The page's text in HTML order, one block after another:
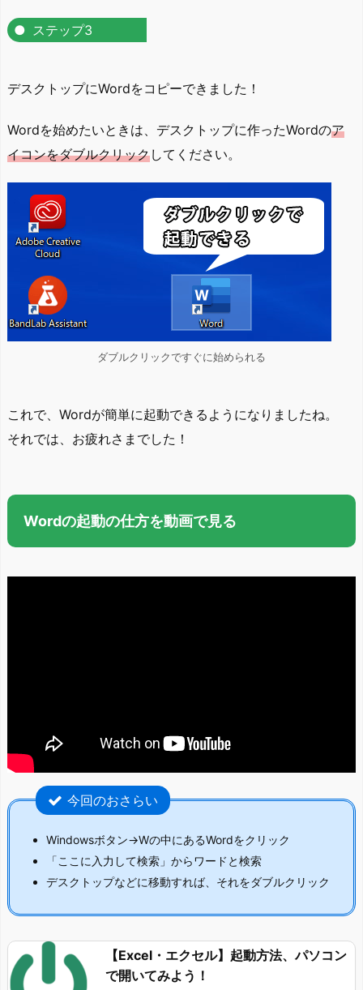
ステップ3
デスクトップにWordをコピーできました！
Wordを始めたいときは、デスクトップに作ったWordのア
イコンをダブルクリックしてください。
ダブルクリックですぐに始められる
これで、Wordが簡単に起動できるようになりましたね。
それでは、お疲れさまでした！
Wordの起動の仕方を動画で見る
今回のおさらい
Windowsボタン→Wの中にあるWordをクリック
「ここに入力して検索」からワードと検索
デスクトップなどに移動すれば、それをダブルクリック
【Excel・エクセル】起動方法、パソコン
で開いてみよう！